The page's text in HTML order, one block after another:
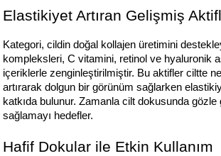
Elastikiyet Artıran Gelişmiş
Kategori, cildin doğal kollajen üretimini
kompleksleri, C vitamini, retinol ve hyaluronik
içeriklerle zenginleştirilmiştir. Bu aktifler ciltte
artırarak dolgun bir görünüm sağlarken
katkıda bulunur. Zamanla cilt dokusunda
sağlamayı hedefler.
Hafif Dokular ile Etkin Kullanım